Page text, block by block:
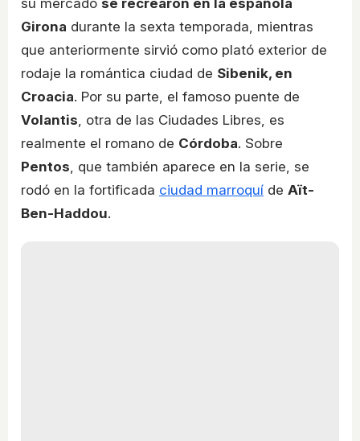
Girona durante la sexta temporada, mientras
que anteriormente sirvió como plató exterior de
rodaje la romántica ciudad de Sibenik, en
Croacia. Por su parte, el famoso puente de
Volantis , otra de las Ciudades Libres, es
realmente el romano de Córdoba. Sobre
Pentos , que también aparece en la serie, se
rodó en la fortificada ciudad marroquí de Aït-
Ben-Haddou.